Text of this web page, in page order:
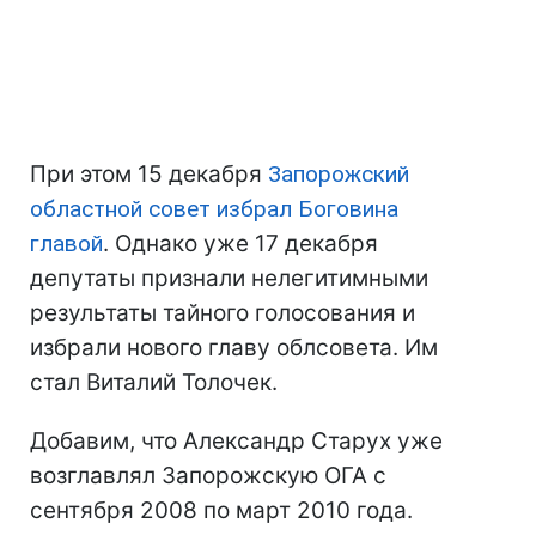
При этом 15 декабря Запорожский
областной совет избрал Боговина
главой. Однако уже 17 декабря
депутаты признали нелегитимными
результаты тайного голосования и
избрали нового главу облсовета. Им
стал Виталий Толочек.
Добавим, что Александр Старух уже
возглавлял Запорожскую ОГА с
сентября 2008 по март 2010 года.